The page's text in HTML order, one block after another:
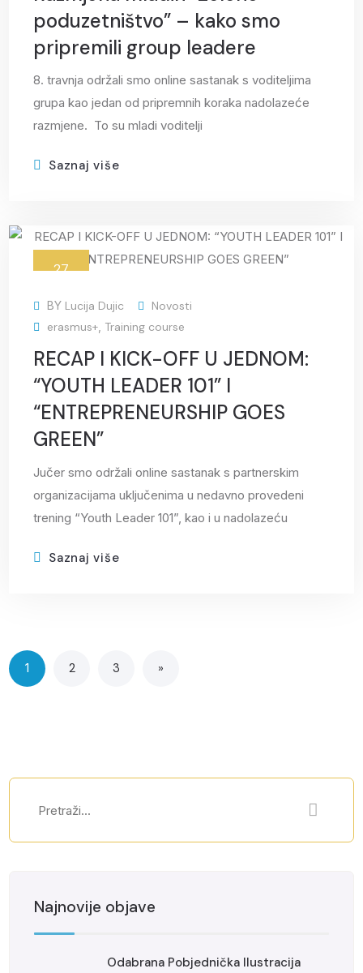
poduzetništvo” – kako smo
pripremili group leadere
8. travnja održali smo online sastanak s voditeljima
grupa kao jedan od pripremnih koraka nadolazeće
razmjene. To su mladi voditelji
Saznaj više
27
BY Lucija Dujic
Novosti
erasmus+ Training course
RECAP I KICK-OFF U JEDNOM:
“YOUTH LEADER 101” I
“ENTREPRENEURSHIP GOES
GREEN”
Jučer smo održali online sastanak s partnerskim
organizacijama uključenima u nedavno provedeni
trening “Youth Leader 101”, kao i u nadolazeću
Saznaj više
1 2 3 »
Najnovije objave
Odabrana Pobjednička Ilustracija